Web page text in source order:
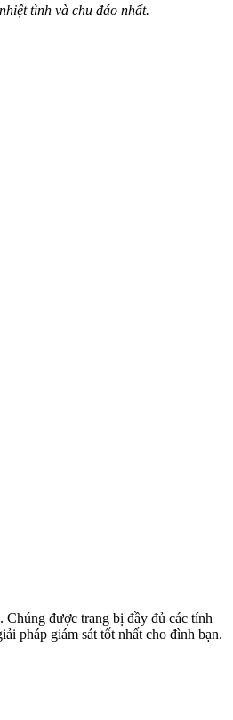
tình và chu đáo nhất.
được trang bị đầy đủ các tính
pháp giám sát tốt nhất cho đình bạn.